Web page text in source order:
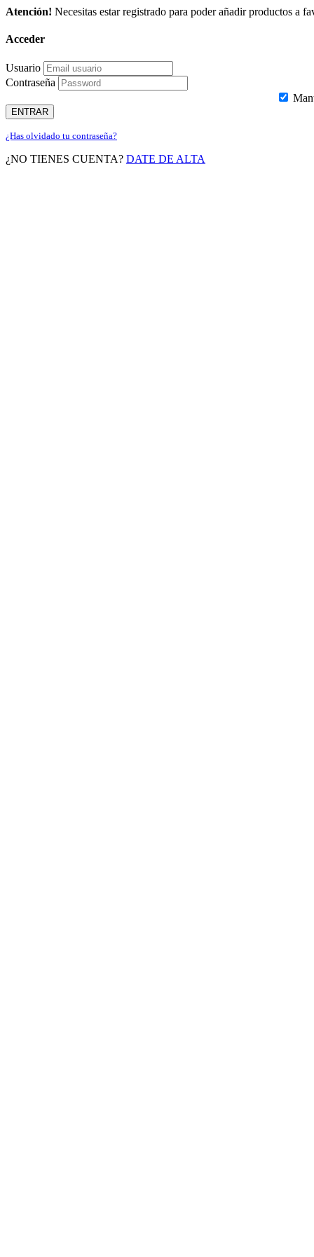
Atención! Necesitas estar registrado para poder añadir productos a
Acceder
Usuario
Contraseña
ENTRAR
¿Has olvidado tu contraseña?
¿NO TIENES CUENTA? DATE DE ALTA